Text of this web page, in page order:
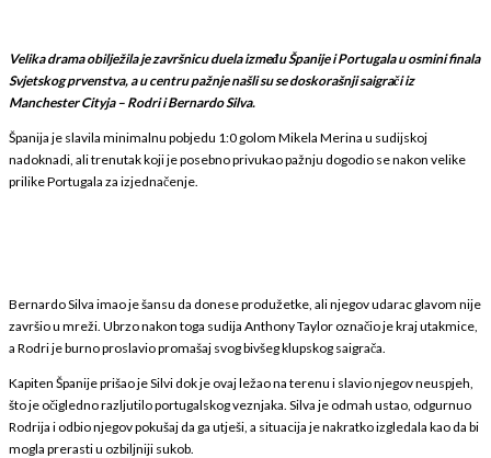
Velika drama obilježila je završnicu duela između Španije i Portugala u osmini finala
Svjetskog prvenstva, a u centru pažnje našli su se doskorašnji saigrači iz
Manchester Cityja – Rodri i Bernardo Silva.
Španija je slavila minimalnu pobjedu 1:0 golom Mikela Merina u sudijskoj
nadoknadi, ali trenutak koji je posebno privukao pažnju dogodio se nakon velike
prilike Portugala za izjednačenje.
Bernardo Silva imao je šansu da donese produžetke, ali njegov udarac glavom nije
završio u mreži. Ubrzo nakon toga sudija Anthony Taylor označio je kraj utakmice,
a Rodri je burno proslavio promašaj svog bivšeg klupskog saigrača.
Kapiten Španije prišao je Silvi dok je ovaj ležao na terenu i slavio njegov neuspjeh,
što je očigledno razljutilo portugalskog veznjaka. Silva je odmah ustao, odgurnuo
Rodrija i odbio njegov pokušaj da ga utješi, a situacija je nakratko izgledala kao da bi
mogla prerasti u ozbiljniji sukob.